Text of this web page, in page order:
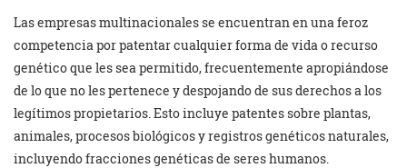
Las empresas multinacionales se encuentran en una feroz
competencia por patentar cualquier forma de vida o recurso
genético que les sea permitido, frecuentemente apropiándose
de lo que no les pertenece y despojando de sus derechos a los
legítimos propietarios. Esto incluye patentes sobre plantas,
animales, procesos biológicos y registros genéticos naturales,
incluyendo fracciones genéticas de seres humanos.